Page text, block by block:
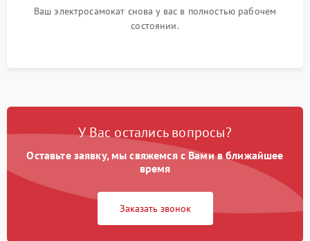
Ваш электросамокат снова у вас в полностью рабочем
состоянии.
У Вас остались вопросы?
Оставьте заявку, мы свяжемся с Вами в ближайшее
время
Заказать звонок